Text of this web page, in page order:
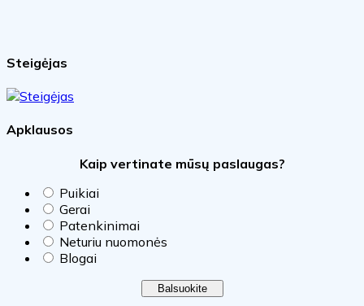
Steigėjas
Apklausos
Kaip vertinate mūsų paslaugas?
Puikiai
Gerai
Patenkinimai
Neturiu nuomonės
Blogai